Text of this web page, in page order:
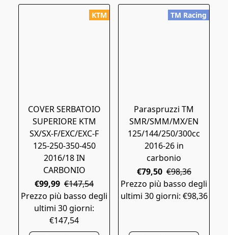
KTM
COVER SERBATOIO
SUPERIORE KTM
SX/SX-F/EXC/EXC-F
125-250-350-450
2016/18 IN
CARBONIO
€99,99 €147,54
Prezzo più basso degli
ultimi 30 giorni:
€147,54
TM Racing
Paraspruzzi TM
SMR/SMM/MX/EN
125/144/250/300cc
2016-26 in
carbonio
€79,50 €98,36
Prezzo più basso degli
ultimi 30 giorni: €98,36